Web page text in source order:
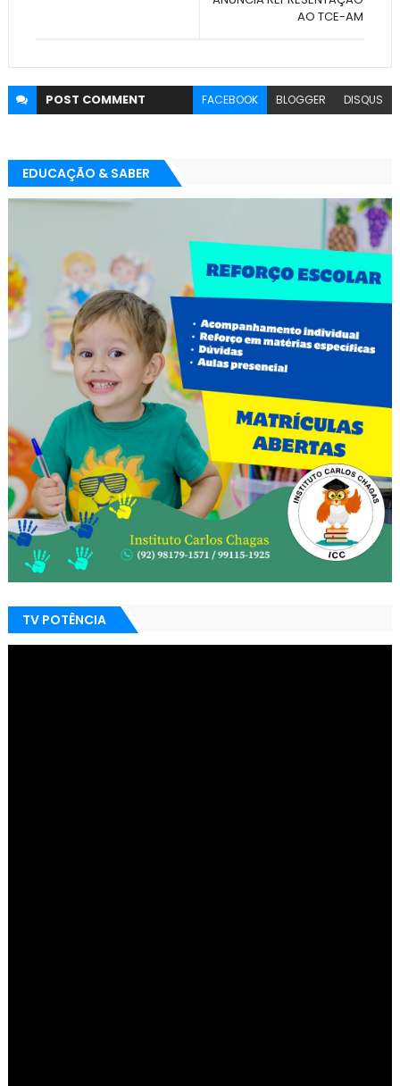
AO TCE-AM
POST COMMENT FACEBOOK BLOGGER DISQUS
EDUCAÇÃO & SABER
TV POTÊNCIA